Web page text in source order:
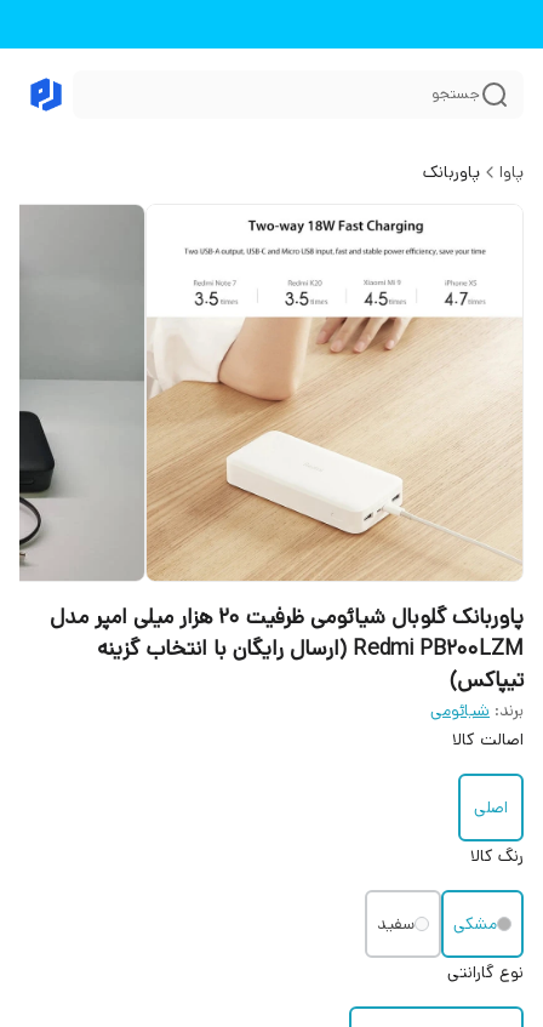
جستجو
پاوا پاوربانک
پاور‌بانک گلوبال شیائومی ظرفیت ۲۰ هزار میلی امپر مدل
Redmi PB200LZM (ارسال رایگان با انتخاب گزینه
تیپاکس)
برند: شیائومی
اصالت کالا
اصلی
رنگ کالا
مشکی
سفید
نوع گارانتی